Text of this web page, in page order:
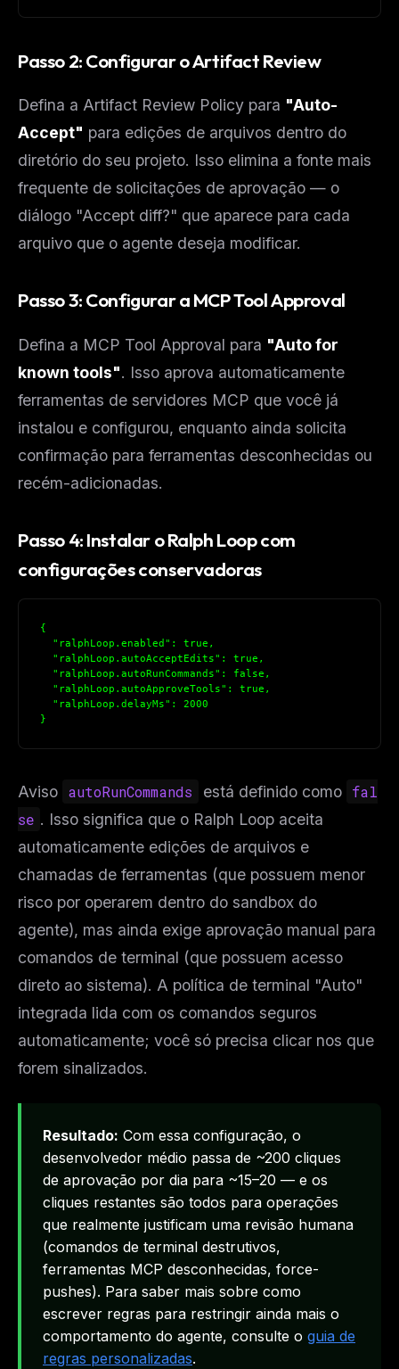
Passo 2: Configurar o Artifact Review
Defina a Artifact Review Policy para "Auto-
Accept" para edições de arquivos dentro do
diretório do seu projeto. Isso elimina a fonte mais
frequente de solicitações de aprovação — o
diálogo "Accept diff?" que aparece para cada
arquivo que o agente deseja modificar.
Passo 3: Configurar a MCP Tool Approval
Defina a MCP Tool Approval para "Auto for
known tools". Isso aprova automaticamente
ferramentas de servidores MCP que você já
instalou e configurou, enquanto ainda solicita
confirmação para ferramentas desconhecidas ou
recém-adicionadas.
Passo 4: Instalar o Ralph Loop com
configurações conservadoras
{
"ralphLoop.enabled": true,
"ralphLoop.autoAcceptEdits": true,
"ralphLoop.autoRunCommands": false,
"ralphLoop.autoApproveTools": true,
"ralphLoop.delayMs": 2000
}
Aviso autoRunCommands está definido como fal
se . Isso significa que o Ralph Loop aceita
automaticamente edições de arquivos e
chamadas de ferramentas (que possuem menor
risco por operarem dentro do sandbox do
agente), mas ainda exige aprovação manual para
comandos de terminal (que possuem acesso
direto ao sistema). A política de terminal "Auto"
integrada lida com os comandos seguros
automaticamente; você só precisa clicar nos que
forem sinalizados.
Resultado: Com essa configuração, o
desenvolvedor médio passa de ~200 cliques
de aprovação por dia para ~15–20 — e os
cliques restantes são todos para operações
que realmente justificam uma revisão humana
(comandos de terminal destrutivos,
ferramentas MCP desconhecidas, force-
pushes). Para saber mais sobre como
escrever regras para restringir ainda mais o
comportamento do agente, consulte o guia de
regras personalizadas.